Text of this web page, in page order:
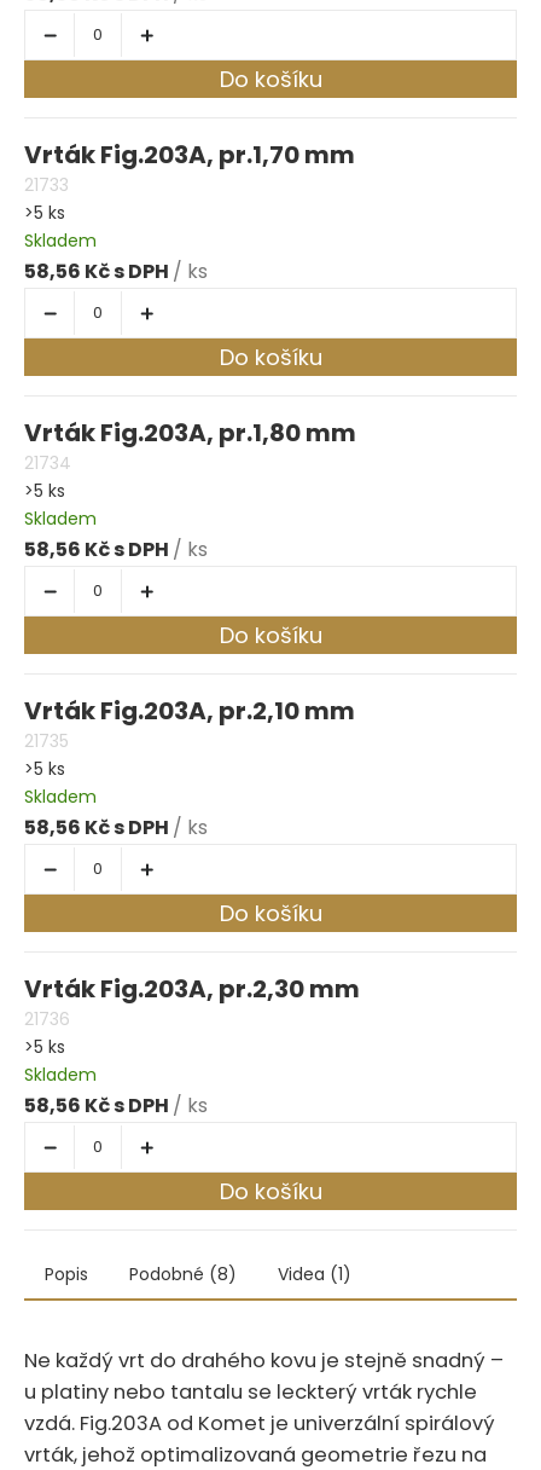
Do košíku
Vrták Fig.203A, pr.1,70 mm
21733
>5 ks
Skladem
58,56 Kč / ks
Do košíku
Vrták Fig.203A, pr.1,80 mm
21734
>5 ks
Skladem
58,56 Kč / ks
Do košíku
Vrták Fig.203A, pr.2,10 mm
21735
>5 ks
Skladem
58,56 Kč / ks
Do košíku
Vrták Fig.203A, pr.2,30 mm
21736
>5 ks
Skladem
58,56 Kč / ks
Do košíku
Popis Podobné (8) Videa (1)
Ne každý vrt do drahého kovu je stejně snadný –
u platiny nebo tantalu se leckterý vrták rychle
vzdá.‍​‍‌‌​​‌​​​‌‌​‌‌‌‌​​​‌​​‌​​​‌‌​​​​‌ Fig.203A od Komet je univerzální spirálový
vrták, jehož optimalizovaná geometrie řezu na